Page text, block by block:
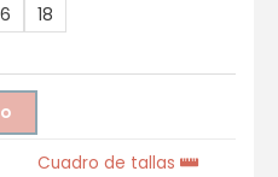
18
Cuadro de tallas